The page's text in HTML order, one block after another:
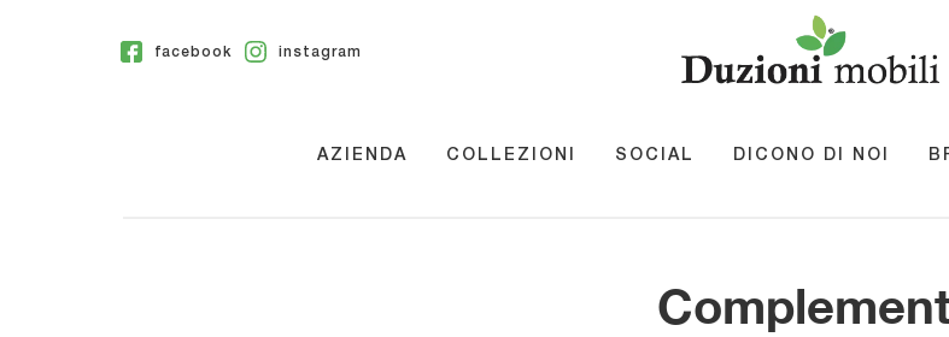
facebook instagram
AZIENDA COLLEZIONI SOCIAL DICONO DI NOI